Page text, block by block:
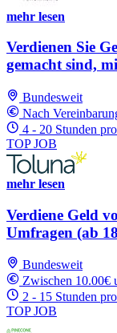
mehr lesen
Verdienen Sie
gemacht sind,
Bundesweit
Nach
4 - 20 Stunden
TOP JOB
mehr lesen
Verdiene Geld
Umfragen (ab
Bundesweit
Zwischen 10.00€
2 - 15 Stunden
TOP JOB